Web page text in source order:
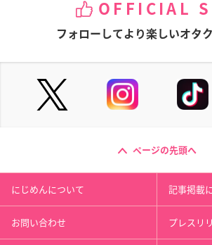
OFFICIAL
フォローしてより楽しいオタ
ページの先頭へ
にじめんについて 記事掲載
お問い合わせ プレスリ